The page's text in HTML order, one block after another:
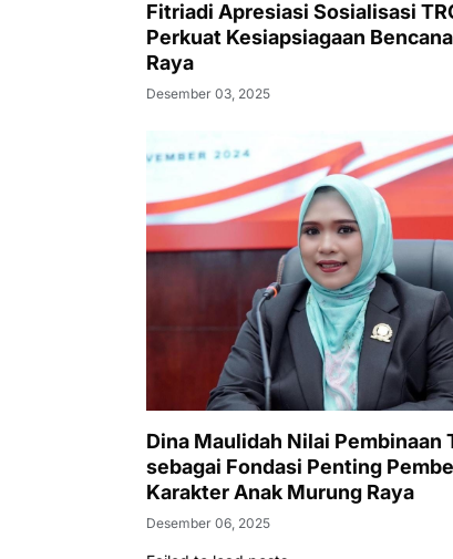
Fitriadi Apresiasi Sosialisasi
Perkuat Kesiapsiagaan
Raya
Desember 03, 2025
Dina Maulidah Nilai Pembinaan
sebagai Fondasi Penting
Karakter Anak Murung Raya
Desember 06, 2025